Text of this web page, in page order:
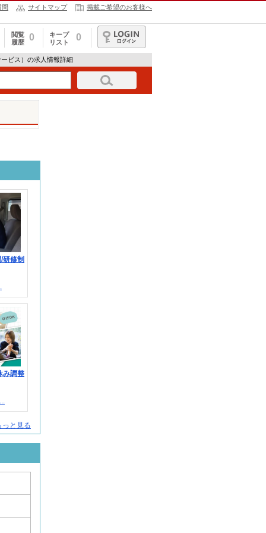
問 サイトマップ 掲載ご希望のお客様へ
閲覧
履歴
0
キープ
リスト
0
ログイン
ビス）の求人情報詳細
研修制
み調整
っと見る